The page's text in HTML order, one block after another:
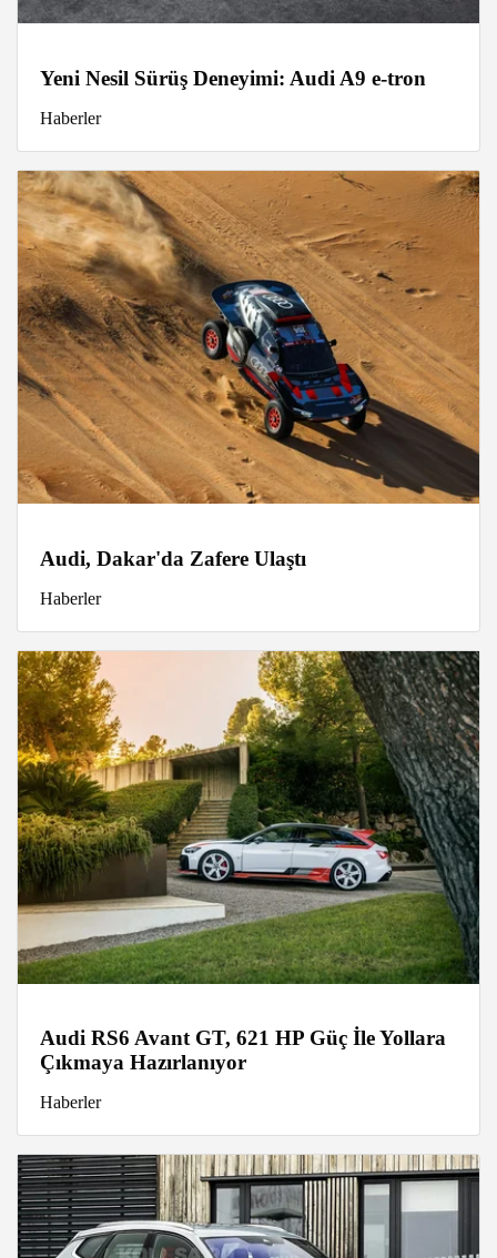
Yeni Nesil Sürüş Deneyimi: Audi A9 e-tron
Haberler
Audi, Dakar'da Zafere Ulaştı
Haberler
Audi RS6 Avant GT, 621 HP Güç İle Yollara
Çıkmaya Hazırlanıyor
Haberler